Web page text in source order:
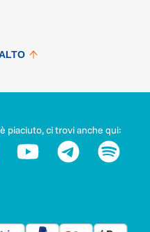
piaciuto, ci trovi anche qui: